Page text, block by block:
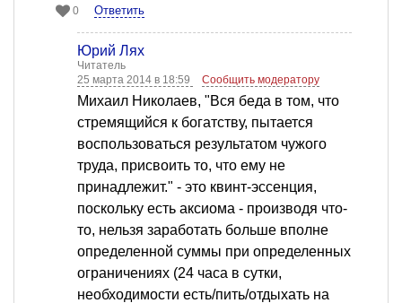
0 Ответить
Юрий Лях
Читатель
25 марта 2014 в 18:59
Сообщить модератору
Михаил Николаев, "Вся беда в том, что
стремящийся к богатству, пытается
воспользоваться результатом чужого
труда, присвоить то, что ему не
принадлежит." - это квинт-эссенция,
поскольку есть аксиома - производя что-
то, нельзя заработать больше вполне
определенной суммы при определенных
ограничениях (24 часа в сутки,
необходимости есть/пить/отдыхать на